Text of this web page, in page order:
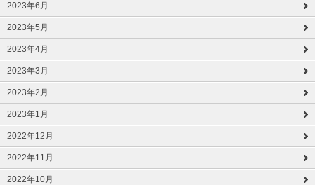
2023年6月
2023年5月
2023年4月
2023年3月
2023年2月
2023年1月
2022年12月
2022年11月
2022年10月